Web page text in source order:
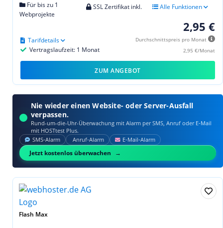
Für bis zu 1
Webprojekte
SSL Zertifikat inkl. Alle Funktionen
2,95 €
Durchschnittspreis pro Monat
2,95 €/Monat
Vertragslaufzeit: 1 Monat
Tarifdetails
ZUM ANGEBOT
Nie wieder einen Website- oder Server-Ausfall
verpassen.
Rund-um-die-Uhr-Überwachung mit Alarm per SMS, Anruf oder E‑Mail
mit HOSTtest Plus.
SMS‑Alarm Anruf‑Alarm E‑Mail‑Alarm
Jetzt kostenlos überwachen
Flash Max